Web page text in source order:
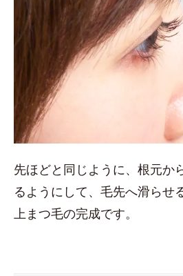
先ほどと同じように、根元か
るようにして、毛先へ滑らせ
上まつ毛の完成です。